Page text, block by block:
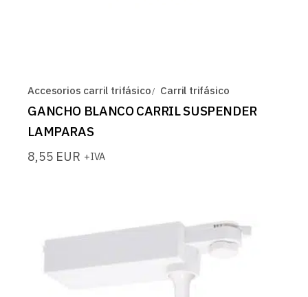
Accesorios carril trifásico Carril trifásico
GANCHO BLANCO CARRIL SUSPENDER
LAMPARAS
8,55 EUR +IVA